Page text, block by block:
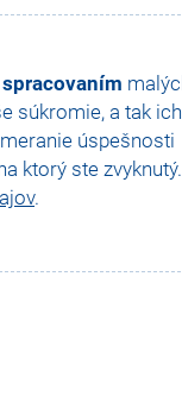
súkromie, a tak ich
úspešnosti
ktorý ste zvyknutý.
.